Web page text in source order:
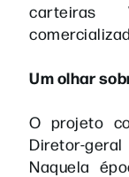
carteiras
Um olhar
O projeto
Diretor-
Naquela